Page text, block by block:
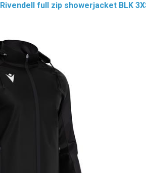
Rivendell full zip showerjacket BLK